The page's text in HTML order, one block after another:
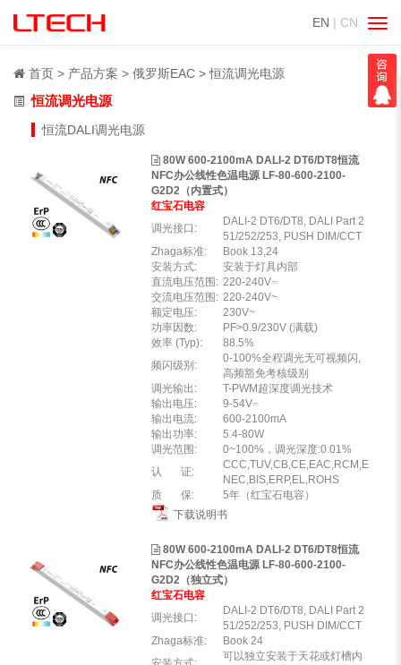
EN | CN
切
换
导
航
首页 产品方案 俄罗斯EAC 恒流调光电源
恒流调光电源
恒流DALI调光电源
80W 600-2100mA DALI-2 DT6/DT8恒流
NFC办公线性色温电源 LF-80-600-2100-
G2D2（内置式）
红宝石电容
调光接口:
DALI-2 DT6/DT8, DALI Part 2
51/252/253, PUSH DIM/CCT
Zhaga标准:
Book 13,24
安装方式:
安装于灯具内部
直流电压范围: 220-240V⎓
交流电压范围: 220-240V~
额定电压:
230V~
功率因数:
PF>0.9/230V (满载)
效率 (Typ):
88.5%
频闪级别:
0-100%全程调光无可视频闪,
高频豁免考核级别
调光输出:
T-PWM超深度调光技术
输出电压:
9-54V⎓
输出电流:
600-2100mA
输出功率:
5.4-80W
调光范围:
0~100%，调光深度:0.01%
认 证:
CCC,TUV,CB,CE,EAC,RCM,E
NEC,BIS,ERP,EL,ROHS
质 保:
5年（红宝石电容）
下载说明书
80W 600-2100mA DALI-2 DT6/DT8恒流
NFC办公线性色温电源 LF-80-600-2100-
G2D2（独立式）
红宝石电容
调光接口:
DALI-2 DT6/DT8, DALI Part 2
51/252/253, PUSH DIM/CCT
Zhaga标准:
Book 24
可以独立安装于天花或灯槽内